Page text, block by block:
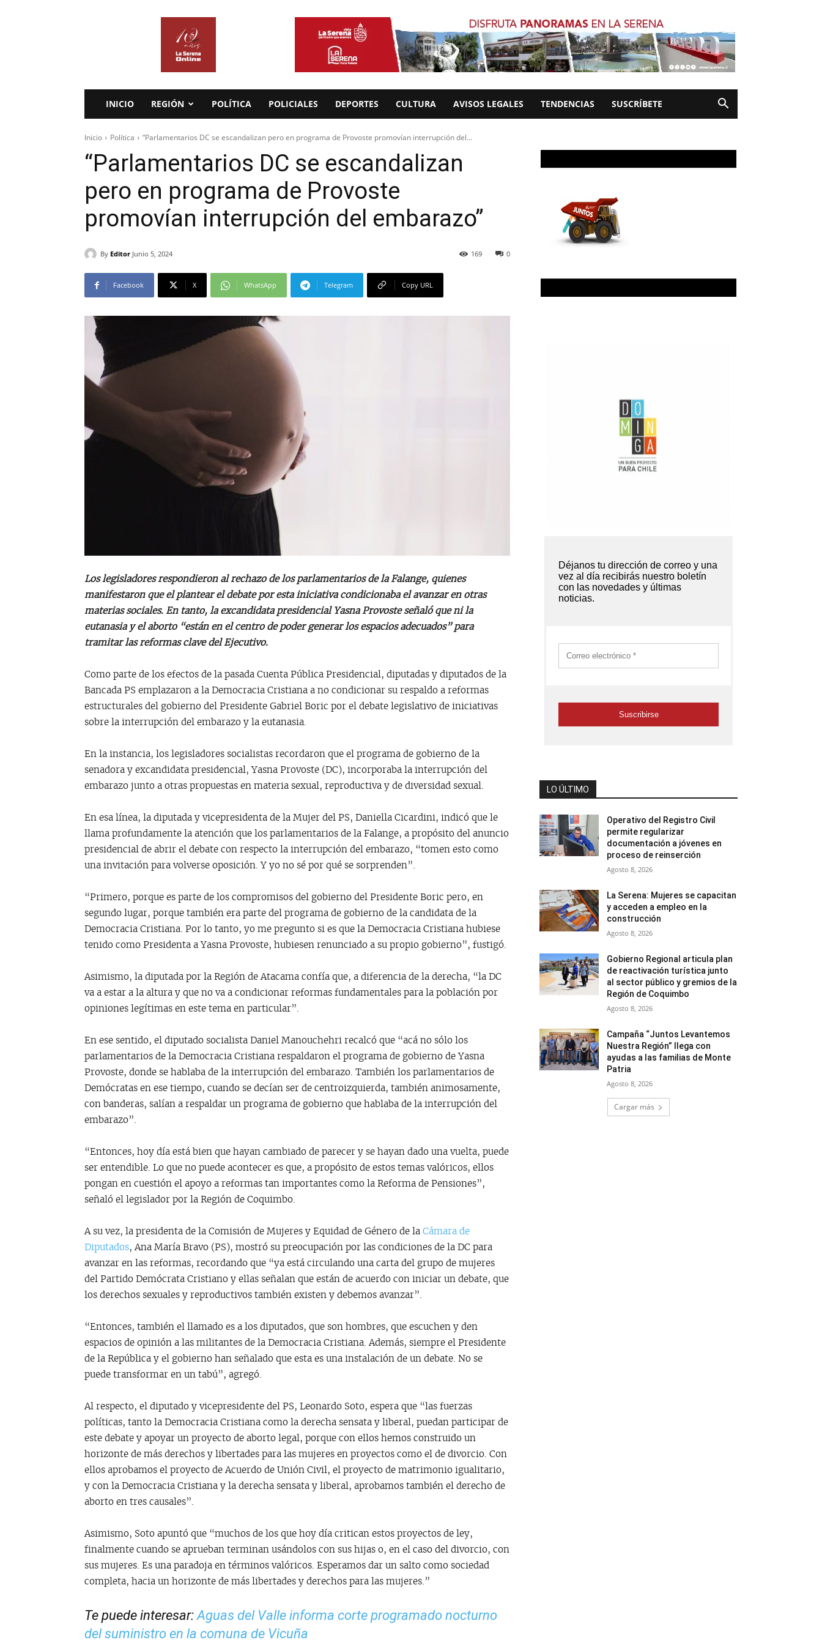
INICIO REGIÓN POLÍTICA POLICIALES DEPORTES CULTURA AVISOS LEGALES TENDENCIAS SUSCRÍBETE
Inicio Política “Parlamentarios DC se escandalizan pero en programa de Provoste promovían interrupción del...
“Parlamentarios DC se escandalizan
pero en programa de Provoste
promovían interrupción del embarazo”
By Editor Junio 5, 2024 0
169
Facebook X WhatsApp Telegram Copy URL
Los legisladores respondieron al rechazo de los parlamentarios de la Falange, quienes
manifestaron que el plantear el debate por esta iniciativa condicionaba el avanzar en otras
materias sociales. En tanto, la excandidata presidencial Yasna Provoste señaló que ni la
eutanasia y el aborto “están en el centro de poder generar los espacios adecuados” para
tramitar las reformas clave del Ejecutivo.
Como parte de los efectos de la pasada Cuenta Pública Presidencial, diputadas y diputados de la
Bancada PS emplazaron a la Democracia Cristiana a no condicionar su respaldo a reformas
estructurales del gobierno del Presidente Gabriel Boric por el debate legislativo de iniciativas
sobre la interrupción del embarazo y la eutanasia.
En la instancia, los legisladores socialistas recordaron que el programa de gobierno de la
senadora y excandidata presidencial, Yasna Provoste (DC), incorporaba la interrupción del
embarazo junto a otras propuestas en materia sexual, reproductiva y de diversidad sexual.
En esa línea, la diputada y vicepresidenta de la Mujer del PS, Daniella Cicardini, indicó que le
llama profundamente la atención que los parlamentarios de la Falange, a propósito del anuncio
presidencial de abrir el debate con respecto la interrupción del embarazo, “tomen esto como
una invitación para volverse oposición. Y yo no sé por qué se sorprenden”.
“Primero, porque es parte de los compromisos del gobierno del Presidente Boric pero, en
segundo lugar, porque también era parte del programa de gobierno de la candidata de la
Democracia Cristiana. Por lo tanto, yo me pregunto si es que la Democracia Cristiana hubiese
tenido como Presidenta a Yasna Provoste, hubiesen renunciado a su propio gobierno”, fustigó.
Asimismo, la diputada por la Región de Atacama confía que, a diferencia de la derecha, “la DC
va a estar a la altura y que no va a condicionar reformas fundamentales para la población por
opiniones legítimas en este tema en particular”.
En ese sentido, el diputado socialista Daniel Manouchehri recalcó que “acá no sólo los
parlamentarios de la Democracia Cristiana respaldaron el programa de gobierno de Yasna
Provoste, donde se hablaba de la interrupción del embarazo. También los parlamentarios de
Demócratas en ese tiempo, cuando se decían ser de centroizquierda, también animosamente,
con banderas, salían a respaldar un programa de gobierno que hablaba de la interrupción del
embarazo”.
“Entonces, hoy día está bien que hayan cambiado de parecer y se hayan dado una vuelta, puede
ser entendible. Lo que no puede acontecer es que, a propósito de estos temas valóricos, ellos
pongan en cuestión el apoyo a reformas tan importantes como la Reforma de Pensiones”,
señaló el legislador por la Región de Coquimbo.
A su vez, la presidenta de la Comisión de Mujeres y Equidad de Género de la Cámara de
Diputados, Ana María Bravo (PS), mostró su preocupación por las condiciones de la DC para
avanzar en las reformas, recordando que “ya está circulando una carta del grupo de mujeres
del Partido Demócrata Cristiano y ellas señalan que están de acuerdo con iniciar un debate, que
los derechos sexuales y reproductivos también existen y debemos avanzar”.
“Entonces, también el llamado es a los diputados, que son hombres, que escuchen y den
espacios de opinión a las militantes de la Democracia Cristiana. Además, siempre el Presidente
de la República y el gobierno han señalado que esta es una instalación de un debate. No se
puede transformar en un tabú”, agregó.
Al respecto, el diputado y vicepresidente del PS, Leonardo Soto, espera que “las fuerzas
políticas, tanto la Democracia Cristiana como la derecha sensata y liberal, puedan participar de
este debate y apoyar un proyecto de aborto legal, porque con ellos hemos construido un
horizonte de más derechos y libertades para las mujeres en proyectos como el de divorcio. Con
ellos aprobamos el proyecto de Acuerdo de Unión Civil, el proyecto de matrimonio igualitario,
y con la Democracia Cristiana y la derecha sensata y liberal, aprobamos también el derecho de
aborto en tres causales”.
Asimismo, Soto apuntó que “muchos de los que hoy día critican estos proyectos de ley,
finalmente cuando se aprueban terminan usándolos con sus hijas o, en el caso del divorcio, con
sus mujeres. Es una paradoja en términos valóricos. Esperamos dar un salto como sociedad
completa, hacia un horizonte de más libertades y derechos para las mujeres.”
Te puede interesar:Aguas del Valle informa corte programado nocturno
del suministro en la comuna de Vicuña
LO ÚLTIMO
Operativo del Registro Civil
permite regularizar
documentación a jóvenes en
proceso de reinserción
Agosto 8, 2026
La Serena: Mujeres se capacitan
y acceden a empleo en la
construcción
Agosto 8, 2026
Gobierno Regional articula plan
de reactivación turística junto
al sector público y gremios de la
Región de Coquimbo
Agosto 8, 2026
Campaña “Juntos Levantemos
Nuestra Región” llega con
ayudas a las familias de Monte
Patria
Agosto 8, 2026
Cargar más